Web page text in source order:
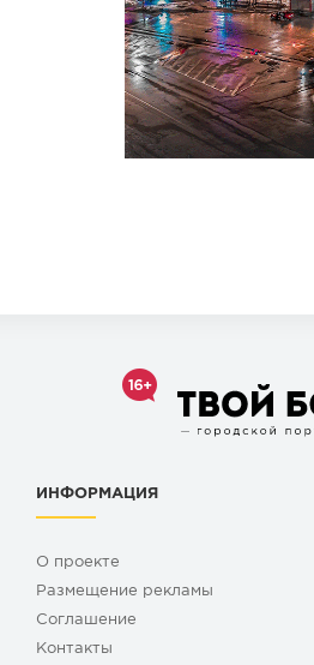
ИНФОРМАЦИЯ
О проекте
Размещение рекламы
Cоглашение
Контакты